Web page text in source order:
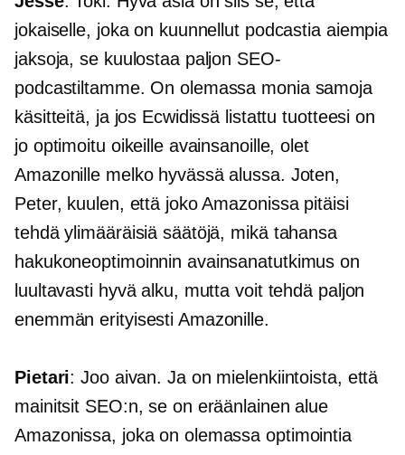
jokaiselle, joka on kuunnellut podcastia aiempia
jaksoja, se kuulostaa paljon SEO-
podcastiltamme. On olemassa monia samoja
käsitteitä, ja jos Ecwidissä listattu tuotteesi on
jo optimoitu oikeille avainsanoille, olet
Amazonille melko hyvässä alussa. Joten,
Peter, kuulen, että joko Amazonissa pitäisi
tehdä ylimääräisiä säätöjä, mikä tahansa
hakukoneoptimoinnin avainsanatutkimus on
luultavasti hyvä alku, mutta voit tehdä paljon
enemmän erityisesti Amazonille.
Pietari: Joo aivan. Ja on mielenkiintoista, että
mainitsit SEO:n, se on eräänlainen alue
Amazonissa, joka on olemassa optimointia